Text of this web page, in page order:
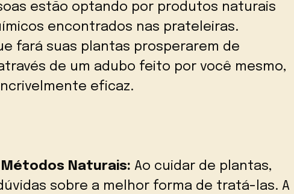
estão optando por produtos naturais
encontrados nas prateleiras.
fará suas plantas prosperarem de
de um adubo feito por você mesmo,
eficaz.
Naturais: Ao cuidar de plantas,
sobre a melhor forma de tratá-las. A